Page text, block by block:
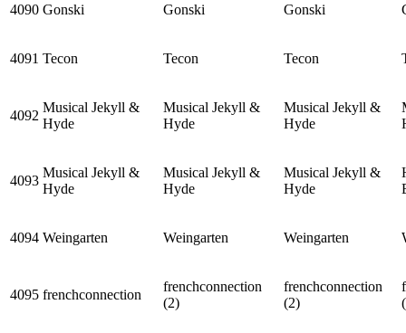
4090 Gonski Gonski Gonski
4091 Tecon Tecon Tecon
4092
Musical Jekyll &
Hyde
Musical Jekyll &
Hyde
Musical Jekyll &
Hyde
4093
Musical Jekyll &
Hyde
Musical Jekyll &
Hyde
Musical Jekyll &
Hyde
4094 Weingarten Weingarten Weingarten
4095 frenchconnection
frenchconnection
(2)
frenchconnection
(2)